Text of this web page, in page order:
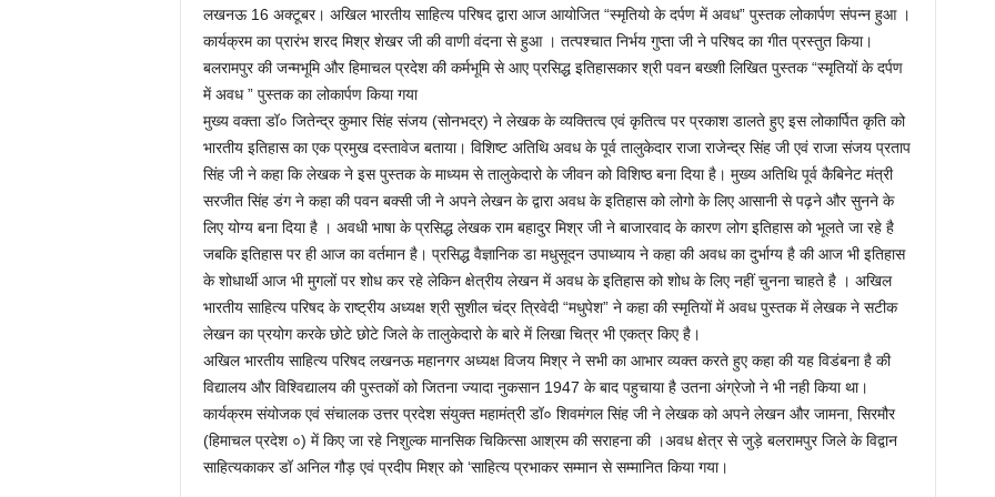
लखनऊ 16 अक्टूबर। अखिल भारतीय साहित्य परिषद द्वारा आज आयोजित “स्मृतियो के दर्पण में अवध” पुस्तक लोकार्पण संपन्न हुआ ।
कार्यक्रम का प्रारंभ शरद मिश्र शेखर जी की वाणी वंदना से हुआ । तत्पश्चात निर्भय गुप्ता जी ने परिषद का गीत प्रस्तुत किया।
बलरामपुर की जन्मभूमि और हिमाचल प्रदेश की कर्मभूमि से आए प्रसिद्ध इतिहासकार श्री पवन बख्शी लिखित पुस्तक “स्मृतियों के दर्पण
में अवध ” पुस्तक का लोकार्पण किया गया
मुख्य वक्ता डॉ० जितेन्द्र कुमार सिंह संजय (सोनभद्र) ने लेखक के व्यक्तित्व एवं कृतित्व पर प्रकाश डालते हुए इस लोकार्पित कृति को
भारतीय इतिहास का एक प्रमुख दस्तावेज बताया। विशिष्ट अतिथि अवध के पूर्व तालुकेदार राजा राजेन्द्र सिंह जी एवं राजा संजय प्रताप
सिंह जी ने कहा कि लेखक ने इस पुस्तक के माध्यम से तालुकेदारो के जीवन को विशिष्ठ बना दिया है। मुख्य अतिथि पूर्व कैबिनेट मंत्री
सरजीत सिंह डंग ने कहा की पवन बक्सी जी ने अपने लेखन के द्वारा अवध के इतिहास को लोगो के लिए आसानी से पढ़ने और सुनने के
लिए योग्य बना दिया है । अवधी भाषा के प्रसिद्ध लेखक राम बहादुर मिश्र जी ने बाजारवाद के कारण लोग इतिहास को भूलते जा रहे है
जबकि इतिहास पर ही आज का वर्तमान है। प्रसिद्ध वैज्ञानिक डा मधुसूदन उपाध्याय ने कहा की अवध का दुर्भाग्य है की आज भी इतिहास
के शोधार्थी आज भी मुगलों पर शोध कर रहे लेकिन क्षेत्रीय लेखन में अवध के इतिहास को शोध के लिए नहीं चुनना चाहते है । अखिल
भारतीय साहित्य परिषद के राष्ट्रीय अध्यक्ष श्री सुशील चंद्र त्रिवेदी “मधुपेश” ने कहा की स्मृतियों में अवध पुस्तक में लेखक ने सटीक
लेखन का प्रयोग करके छोटे छोटे जिले के तालुकेदारो के बारे में लिखा चित्र भी एकत्र किए है।
अखिल भारतीय साहित्य परिषद लखनऊ महानगर अध्यक्ष विजय मिश्र ने सभी का आभार व्यक्त करते हुए कहा की यह विडंबना है की
विद्यालय और विश्विद्यालय की पुस्तकों को जितना ज्यादा नुकसान 1947 के बाद पहुचाया है उतना अंग्रेजो ने भी नही किया था।
कार्यक्रम संयोजक एवं संचालक उत्तर प्रदेश संयुक्त महामंत्री डॉ० शिवमंगल सिंह जी ने लेखक को अपने लेखन और जामना, सिरमौर
(हिमाचल प्रदेश ०) में किए जा रहे निशुल्क मानसिक चिकित्सा आश्रम की सराहना की ।अवध क्षेत्र से जुड़े बलरामपुर जिले के विद्वान
साहित्यकाकर डॉ अनिल गौड़ एवं प्रदीप मिश्र को ‘साहित्य प्रभाकर सम्मान से सम्मानित किया गया।